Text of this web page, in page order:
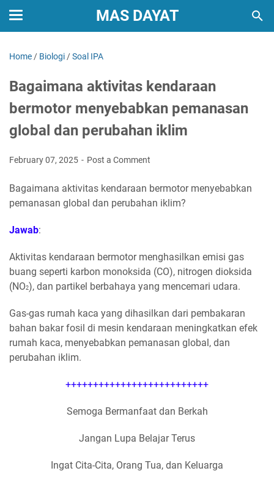
MAS DAYAT
Home / Biologi /Soal IPA
Bagaimana aktivitas kendaraan
bermotor menyebabkan pemanasan
global dan perubahan iklim
February 07, 2025 Post a Comment
Bagaimana aktivitas kendaraan bermotor menyebabkan
pemanasan global dan perubahan iklim?
Jawab:
Aktivitas kendaraan bermotor menghasilkan emisi gas
buang seperti karbon monoksida (CO), nitrogen dioksida
(NO2), dan partikel berbahaya yang mencemari udara.
Gas-gas rumah kaca yang dihasilkan dari pembakaran
bahan bakar fosil di mesin kendaraan meningkatkan efek
rumah kaca, menyebabkan pemanasan global, dan
perubahan iklim.
++++++++++++++++++++++++++
Semoga Bermanfaat dan Berkah
Jangan Lupa Belajar Terus
Ingat Cita-Cita, Orang Tua, dan Keluarga